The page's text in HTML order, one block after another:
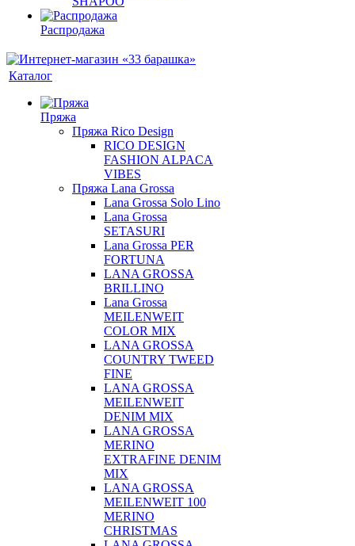
Распродажа
Каталог
Пряжа
Пряжа Rico Design
RICO DESIGN
FASHION ALPACA
VIBES
Пряжа Lana Grossa
Lana Grossa Solo Lino
Lana Grossa
SETASURI
Lana Grossa PER
FORTUNA
LANA GROSSA
BRILLINO
Lana Grossa
MEILENWEIT
COLOR MIX
LANA GROSSA
COUNTRY TWEED
FINE
LANA GROSSA
MEILENWEIT
DENIM MIX
LANA GROSSA
MERINO
EXTRAFINE DENIM
MIX
LANA GROSSA
MEILENWEIT 100
MERINO
CHRISTMAS